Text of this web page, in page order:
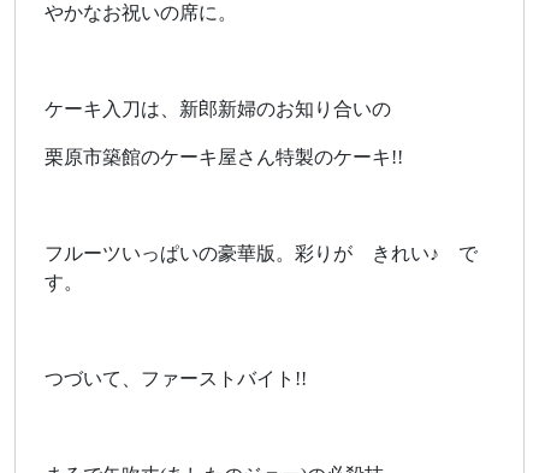
やかなお祝いの席に。
ケーキ入刀は、新郎新婦のお知り合いの
栗原市築館のケーキ屋さん特製のケーキ!!
フルーツいっぱいの豪華版。彩りが きれい♪ で
す。
つづいて、ファーストバイト!!